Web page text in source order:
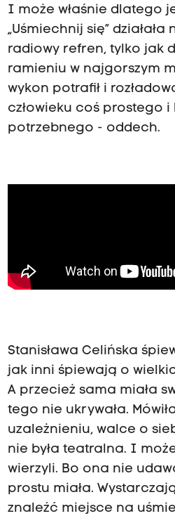
I może właśnie dlatego
„Uśmiechnij się”
radiowy refren, tylko jak
ramieniu w najgorszym
wykon potrafił i
człowieku coś prostego i
potrzebnego - oddech.
Stanisława Celińska
jak inni śpiewają o
A przecież sama miała
tego nie ukrywała.
uzależnieniu, walce o
nie była teatralna. I
wierzyli. Bo ona nie
prostu miała.
znaleźć miejsce na